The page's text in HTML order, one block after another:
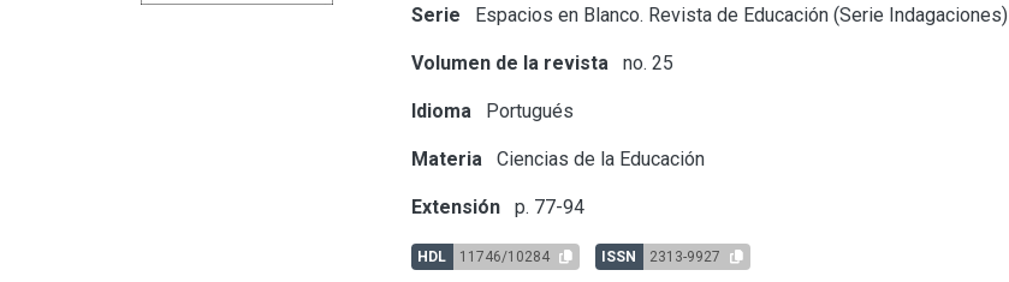
Serie Espacios en Blanco. Revista de Educación (Serie Indagaciones)
Volumen de la revista no. 25
Idioma Portugués
Materia Ciencias de la Educación
Extensión p. 77-94
HDL 11746/10284 ISSN 2313-9927